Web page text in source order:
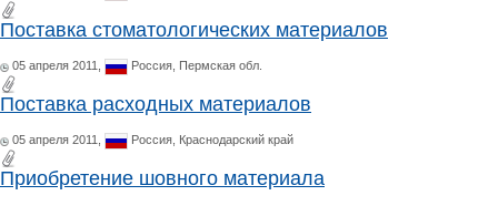
Поставка стоматологических материалов
05 апреля 2011, Россия, Пермская обл.
Поставка расходных материалов
05 апреля 2011, Россия, Краснодарский край
Приобретение шовного материала